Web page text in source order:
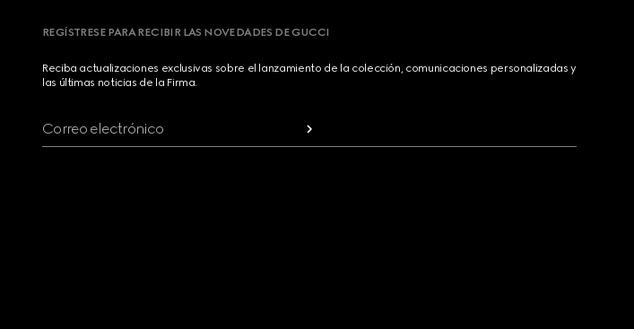
REGÍSTRESE PARA RECIBIR LAS NOVEDADES DE GUCCI
Reciba actualizaciones exclusivas sobre el lanzamiento de la colección, comunicaciones personalizadas y
las últimas noticias de la Firma.
Correo electrónico